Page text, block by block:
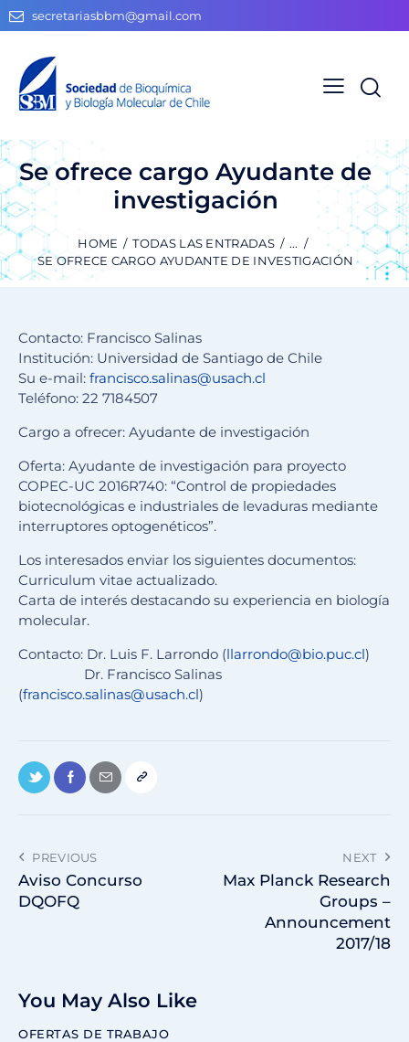
secretariasbbm@gmail.com
Se ofrece cargo Ayudante de
investigación
HOME TODAS LAS ENTRADAS
...
SE OFRECE CARGO AYUDANTE DE INVESTIGACIÓN
Contacto: Francisco Salinas
Institución: Universidad de Santiago de Chile
Su e-mail: francisco.salinas@usach.cl
Teléfono: 22 7184507
Cargo a ofrecer: Ayudante de investigación
Oferta: Ayudante de investigación para proyecto
COPEC-UC 2016R740: “Control de propiedades
biotecnológicas e industriales de levaduras mediante
interruptores optogenéticos”.
Los interesados enviar los siguientes documentos:
Curriculum vitae actualizado.
Carta de interés destacando su experiencia en biología
molecular.
Contacto: Dr. Luis F. Larrondo (llarrondo@bio.puc.cl)
Dr. Francisco Salinas
(francisco.salinas@usach.cl)
PREVIOUS
Aviso Concurso
DQOFQ
NEXT
Max Planck Research
Groups –
Announcement
2017/18
You May Also Like
OFERTAS DE TRABAJO